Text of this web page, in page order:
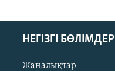
НЕГІЗГІ БӨЛІМДЕР
Жаңалықтар